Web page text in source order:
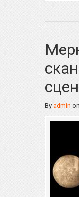
By admin